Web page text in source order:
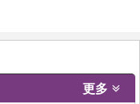
更多